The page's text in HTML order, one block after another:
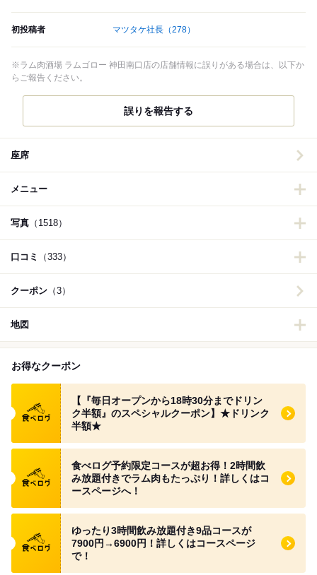
初投稿者 マツタケ社長 （278）
※ラム肉酒場 ラムゴロー 神田南口店の店舗情報に誤りがある場合は、以下か
らご報告ください。
誤りを報告する
座席
メニュー
写真 （1518）
口コミ （333）
クーポン （3）
地図
お得なクーポン
食べログ クーポン
【『毎日オープンから18時30分までドリン
ク半額』のスペシャルクーポン】★ドリンク
半額★
食べログ クーポン
食べログ予約限定コースが超お得！2時間飲
み放題付きでラム肉もたっぷり！詳しくはコ
ースページへ！
食べログ クーポン
ゆったり3時間飲み放題付き9品コースが
7900円→6900円！詳しくはコースページ
で！